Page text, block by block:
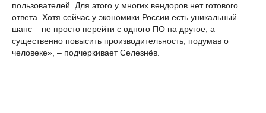
пользователей. Для этого у многих вендоров нет готового
ответа. Хотя сейчас у экономики России есть уникальный
шанс – не просто перейти с одного ПО на другое, а
существенно повысить производительность, подумав о
человеке», – подчеркивает Селезнёв.